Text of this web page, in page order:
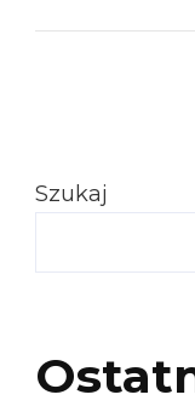
Szukaj